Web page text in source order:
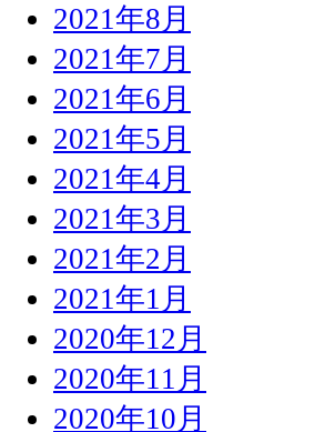
2021年8月
2021年7月
2021年6月
2021年5月
2021年4月
2021年3月
2021年2月
2021年1月
2020年12月
2020年11月
2020年10月